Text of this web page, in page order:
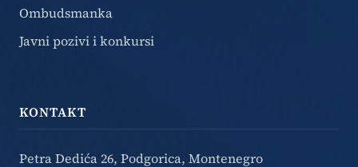
Ombudsmanka
Javni pozivi i konkursi
KONTAKT
Petra Dedića 26, Podgorica, Montenegro